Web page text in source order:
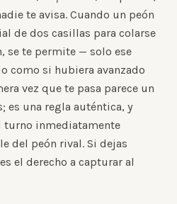
te avisa. Cuando un peón
de dos casillas para colarse
se te permite — solo ese
como si hubiera avanzado
vez que te pasa parece un
es una regla auténtica, y
turno inmediatamente
del peón rival. Si dejas
el derecho a capturar al